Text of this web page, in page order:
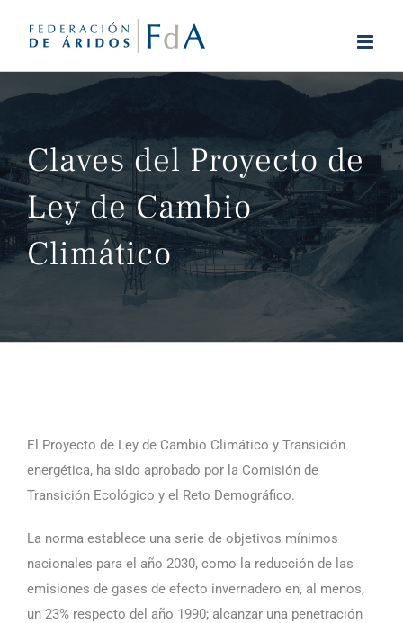
Claves del Proyecto de
Ley de Cambio
Climático
El Proyecto de Ley de Cambio Climático y Transición
energética, ha sido aprobado por la Comisión de
Transición Ecológico y el Reto Demográfico.
La norma establece una serie de objetivos mínimos
nacionales para el año 2030, como la reducción de las
emisiones de gases de efecto invernadero en, al menos,
un 23% respecto del año 1990; alcanzar una penetración